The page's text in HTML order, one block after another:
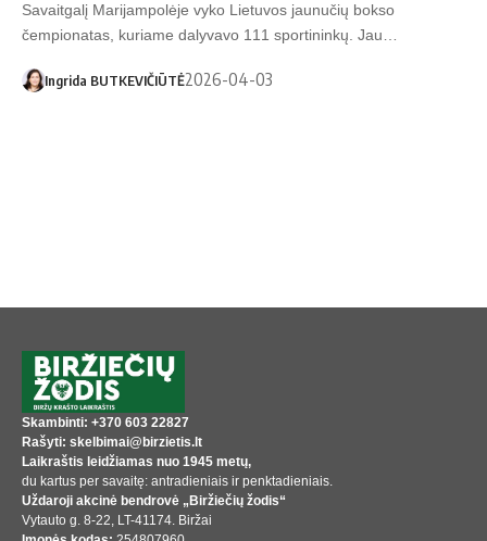
Savaitgalį Marijampolėje vyko Lietuvos jaunučių bokso
čempionatas, kuriame dalyvavo 111 sportininkų. Jau…
Ingrida BUTKEVIČIŪTĖ2026-04-03
Skambinti: +370 603 22827
Rašyti: skelbimai@birzietis.lt
Laikraštis leidžiamas nuo 1945 metų,
du kartus per savaitę: antradieniais ir penktadieniais.
Uždaroji akcinė bendrovė „Biržiečių žodis“
Vytauto g. 8-22, LT-41174. Biržai